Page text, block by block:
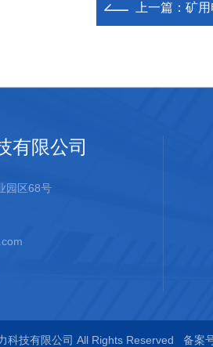
上一篇： 矿
有限公司
园区68号
科技有限公司 All Rights Reserved 备案